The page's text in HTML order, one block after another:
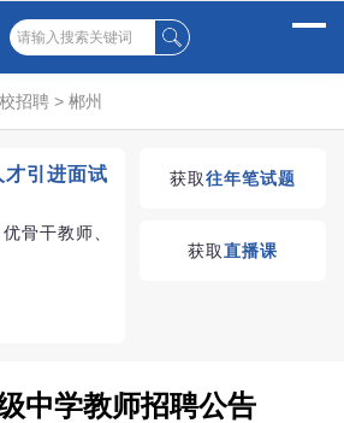
招聘 > 郴州
引进面试
骨干教师、
湖南教师招聘考试优
获取往年笔试题
获取直播课
中学教师招聘公告